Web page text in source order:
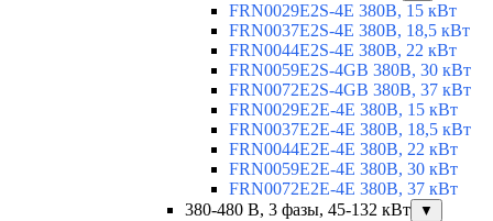
FRN0029E2S-4E 380В, 15 кВт
FRN0037E2S-4E 380В, 18,5 кВт
FRN0044E2S-4E 380В, 22 кВт
FRN0059E2S-4GB 380В, 30 кВт
FRN0072E2S-4GB 380В, 37 кВт
FRN0029E2E-4E 380В, 15 кВт
FRN0037E2E-4E 380В, 18,5 кВт
FRN0044E2E-4E 380В, 22 кВт
FRN0059E2E-4E 380В, 30 кВт
FRN0072E2E-4E 380В, 37 кВт
380-480 В, 3 фазы, 45-132 кВт
▼